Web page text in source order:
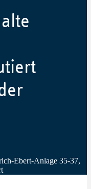
Ebert-Anlage 35-37,